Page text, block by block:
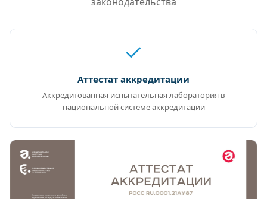
Аттестат аккредитации
Аккредитованная испытательная лаборатория в
национальной системе аккредитации